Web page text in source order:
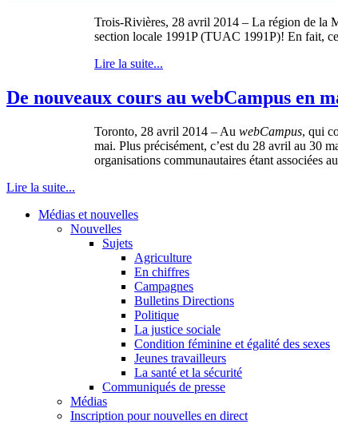
Trois-Rivières, 28 avril 2014 – La région de la
section locale 1991P (TUAC 1991P)! En fait,
Lire la suite...
De nouveaux cours au webCampus en
Toronto, 28 avril 2014 – Au webCampus, qui
mai. Plus précisément, c’est du 28 avril au 30
organisations communautaires étant associées
Lire la suite...
Médias et nouvelles
Nouvelles
Sujets
Agriculture
En chiffres
Campagnes
Bulletins Directions
Politique
La justice sociale
Condition féminine et égalité des sexes
Jeunes travailleurs
La santé et la sécurité
Communiqués de presse
Médias
Inscription pour nouvelles en direct